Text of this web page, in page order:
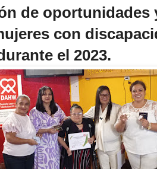
de oportunidades
con
el 2023.